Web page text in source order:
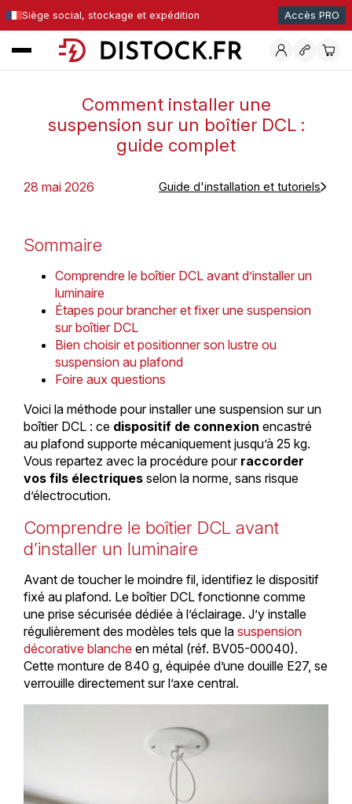
Siège social, stockage et expédition Accès PRO
Comment installer une
suspension sur un boîtier DCL :
guide complet
28 mai 2026 Guide d'installation et tutoriels
Sommaire
Comprendre le boîtier DCL avant d’installer un
luminaire
Étapes pour brancher et fixer une suspension
sur boîtier DCL
Bien choisir et positionner son lustre ou
suspension au plafond
Foire aux questions
Voici la méthode pour installer une suspension sur un
boîtier DCL : ce dispositif de connexion encastré
au plafond supporte mécaniquement jusqu’à 25 kg.
Vous repartez avec la procédure pour raccorder
vos fils électriques selon la norme, sans risque
d’électrocution.
Comprendre le boîtier DCL avant
d’installer un luminaire
Avant de toucher le moindre fil, identifiez le dispositif
fixé au plafond. Le boîtier DCL fonctionne comme
une prise sécurisée dédiée à l’éclairage. J’y installe
régulièrement des modèles tels que la suspension
décorative blanche en métal (réf. BV05-00040).
Cette monture de 840 g, équipée d’une douille E27, se
verrouille directement sur l’axe central.